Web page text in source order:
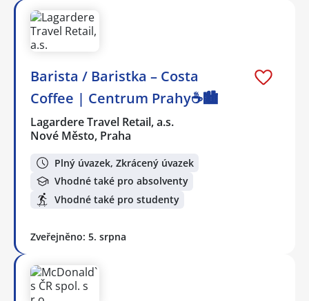
Barista / Baristka – Costa
Coffee | Centrum Prahy☕️🏙️
Lagardere Travel Retail, a.s.
Nové Město, Praha
Plný úvazek, Zkrácený úvazek
Vhodné také pro absolventy
Vhodné také pro studenty
Zveřejněno: 5. srpna